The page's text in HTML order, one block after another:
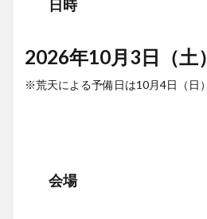
日時
2026年10月3日（土）
※荒天による予備日は10月4日（日）
会場